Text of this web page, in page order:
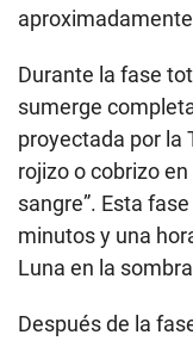
Durante la fase
sumerge
proyectada por la
rojizo o cobrizo
sangre”. Esta
minutos y una
Luna en la
Después de la